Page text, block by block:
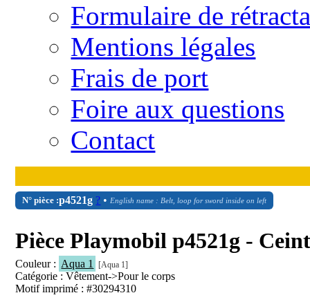
Formulaire de
Mentions légales
Frais de port
Foire aux questions
Contact
N° pièce :p4521g ? •English name : Belt, loop for sword inside on left
Pièce Playmobil p4521g -
Couleur : Aqua 1 [Aqua 1]
Catégorie : Vêtement->Pour le corps
Motif imprimé : #30294310